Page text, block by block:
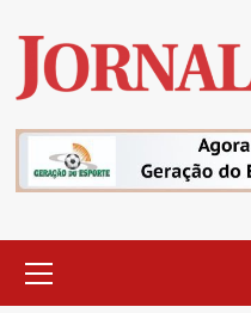
content
Menu